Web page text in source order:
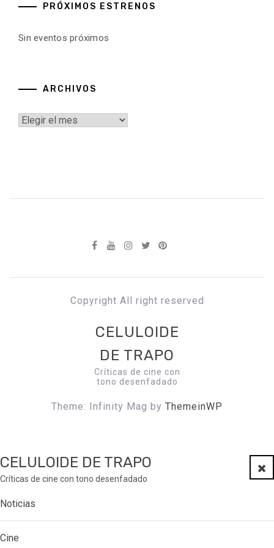
PRÓXIMOS ESTRENOS
Sin eventos próximos
ARCHIVOS
Archivos
Copyright All right reserved
CELULOIDE
DE TRAPO
Críticas de cine con
tono desenfadado
Theme: Infinity Mag by ThemeinWP
CELULOIDE DE TRAPO
Críticas de cine con tono desenfadado
Noticias
Cine